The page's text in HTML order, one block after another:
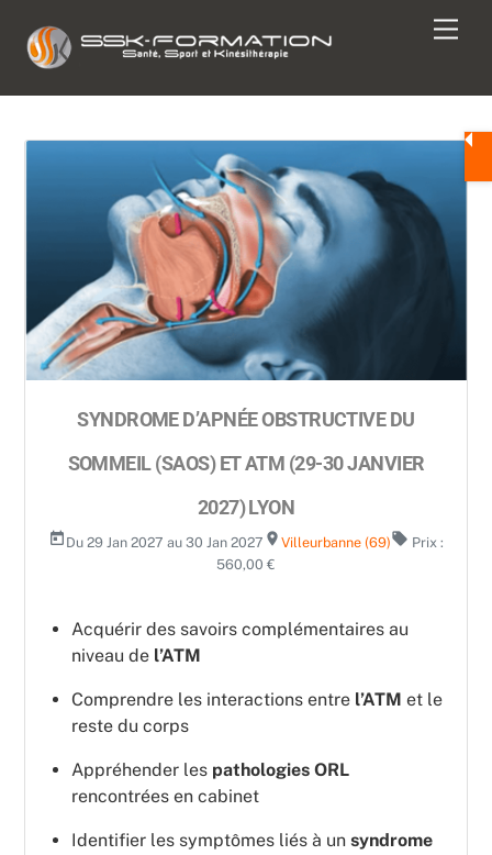
content
SYNDROME D’APNÉE OBSTRUCTIVE DU
SOMMEIL (SAOS) ET ATM (29-30 JANVIER
2027) LYON
today Du 29 Jan 2027 au 30 Jan 2027 room Villeurbanne (69)local_offer Prix :
560,00 €
Acquérir des savoirs complémentaires au
niveau de l’ATM
Comprendre les interactions entre l’ATM et le
reste du corps
Appréhender les pathologies ORL
rencontrées en cabinet
Identifier les symptômes liés à un syndrome